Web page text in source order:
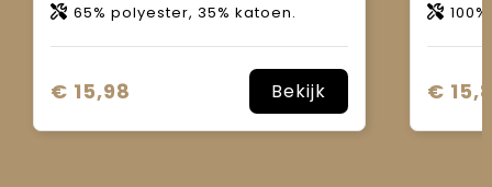
65% polyester, 35% katoen.
€ 15,98 Bekijk €